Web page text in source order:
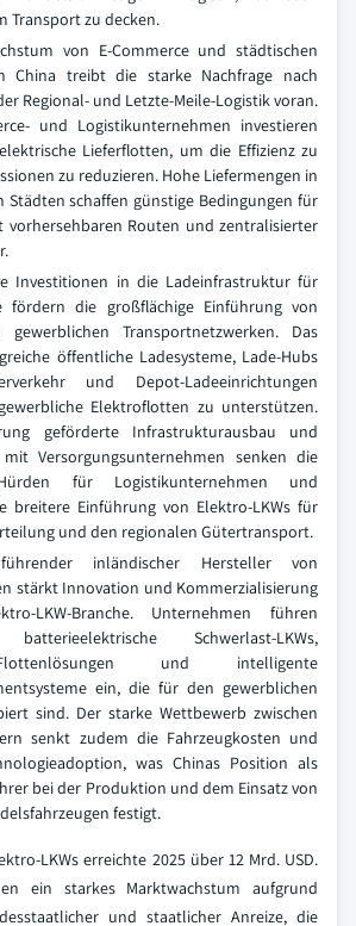
Transport zu decken.
von E-Commerce und städtischen
China treibt die starke Nachfrage nach
Regional- und Letzte-Meile-Logistik voran.
und Logistikunternehmen investieren
Lieferflotten, um die Effizienz zu
zu reduzieren. Hohe Liefermengen in
Städten schaffen günstige Bedingungen für
vorhersehbaren Routen und zentralisierter
Investitionen in die Ladeinfrastruktur für
fördern die großflächige Einführung von
gewerblichen Transportnetzwerken. Das
öffentliche Ladesysteme, Lade-Hubs
und Depot-Ladeeinrichtungen
Elektroflotten zu unterstützen.
geförderte Infrastrukturausbau und
mit Versorgungsunternehmen senken die
für Logistikunternehmen und
breitere Einführung von Elektro-LKWs für
und den regionalen Gütertransport.
inländischer Hersteller von
stärkt Innovation und Kommerzialisierung
LKW-Branche. Unternehmen führen
Schwerlast-LKWs,
und intelligente
ein, die für den gewerblichen
sind. Der starke Wettbewerb zwischen
senkt zudem die Fahrzeugkosten und
was Chinas Position als
bei der Produktion und dem Einsatz von
festigt.
LKWs erreichte 2025 über 12 Mrd. USD.
ein starkes Marktwachstum aufgrund
und staatlicher Anreize, die